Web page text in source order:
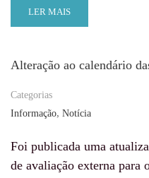
LER MAIS
Alteração ao calendário
Categorias
Informação, Notícia
Foi publicada uma
de avaliação externa para